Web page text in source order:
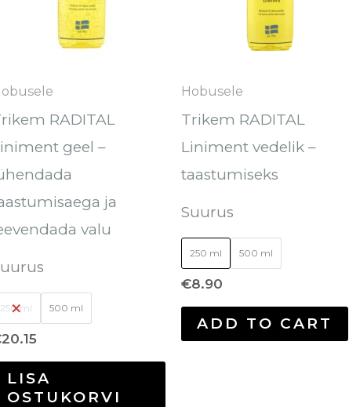
RADITAL
geel –
ja
valu
250 ml 500 ml
20.15
LISA
OSTUKORVI
tootelehel.
Hobusele
Trikem RADITAL
Liniment vedelik –
taastumiseks
Suurus
250 ml 500 ml
€8.90
ADD TO CART